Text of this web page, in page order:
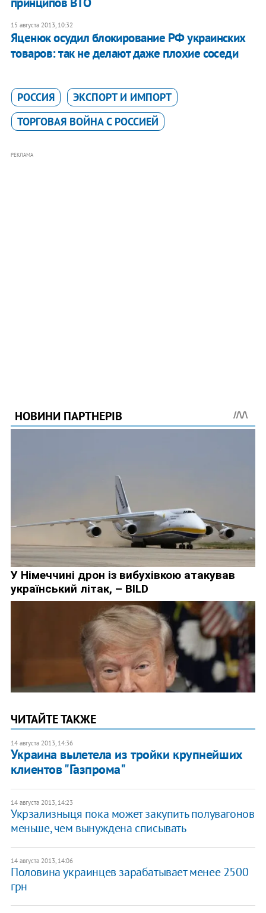
15 августа 2013, 10:32
Яценюк осудил блокирование РФ украинских
товаров: так не делают даже плохие соседи
РОССИЯ
ЭКСПОРТ И ИМПОРТ
ТОРГОВАЯ ВОЙНА С РОССИЕЙ
РЕКЛАМА
ЧИТАЙТЕ ТАКЖЕ
14 августа 2013, 14:36
Украина вылетела из тройки крупнейших
клиентов "Газпрома"
14 августа 2013, 14:23
Укрзализныця пока может закупить полувагонов
меньше, чем вынуждена списывать
14 августа 2013, 14:06
Половина украинцев зарабатывает менее 2500
грн